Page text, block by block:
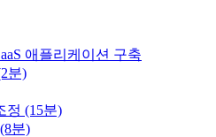
애플리케이션 구축
분)
정 (15분)
분)